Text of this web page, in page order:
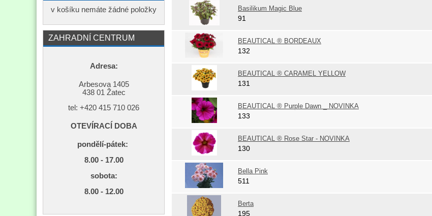
Basilikum Magic Blue
91
BEAUTICAL ® BORDEAUX
132
BEAUTICAL ® CARAMEL YELLOW
131
BEAUTICAL ® Purple Dawn _ NOVINKA
133
BEAUTICAL ® Rose Star - NOVINKA
130
Bella Pink
511
Berta
195
v košíku nemáte žádné položky
ZAHRADNÍ CENTRUM
Adresa:
Arbesova 1405
438 01 Žatec
tel: +420 415 710 026
OTEVÍRACÍ DOBA
pondělí-pátek:
8.00 - 17.00
sobota:
8.00 - 12.00